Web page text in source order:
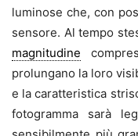
luminose che, con
sensore. Al tempo
magnitudine
prolungano la loro
e la caratteristica
fotogramma sarà